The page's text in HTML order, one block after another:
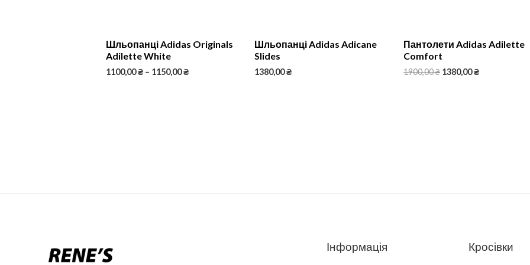
Шльопанці Adidas Originals
Adilette White
1100,00₴– 1150,00₴
Шльопанці Adidas Adicane
Slides
1380,00₴
Пантолети Adidas Adilette
Comfort
1900,00₴ 1380,00₴
Інформація Кросівки